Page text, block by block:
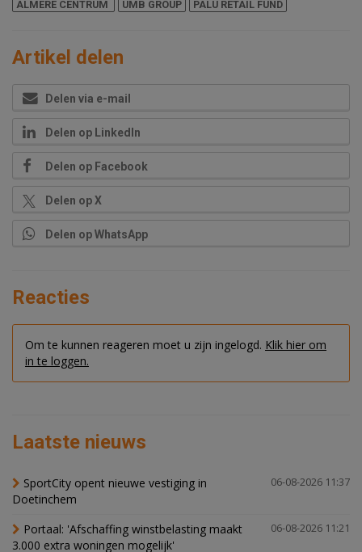
ALMERE CENTRUM UMB GROUP PALU RETAIL FUND
Artikel delen
Delen via e-mail
Delen op LinkedIn
Delen op Facebook
Delen op X
Delen op WhatsApp
Reacties
Om te kunnen reageren moet u zijn ingelogd. Klik hier om
in te loggen.
Laatste nieuws
06-08-2026 11:37
SportCity opent nieuwe vestiging in
Doetinchem
06-08-2026 11:21
Portaal: 'Afschaffing winstbelasting maakt
3.000 extra woningen mogelijk'